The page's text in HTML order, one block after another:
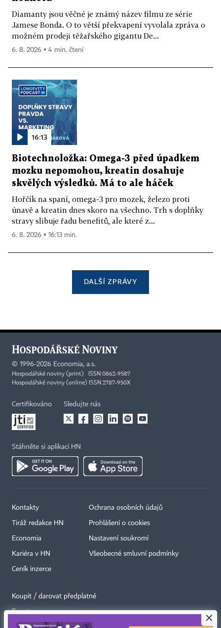
Diamanty jsou věčné je známý název filmu ze série
Jamese Bonda. O to větší překvapení vyvolala zpráva o
možném prodeji těžařského gigantu De...
6. 8. 2026 ▪ 4 min. čtení
16:13
Biotechnoložka: Omega-3 před úpadkem
mozku nepomohou, kreatin dosahuje
skvělých výsledků. Má to ale háček
Hořčík na spaní, omega-3 pro mozek, železo proti
únavě a kreatin dnes skoro na všechno. Trh s doplňky
stravy slibuje řadu benefitů, ale které z...
6. 8. 2026 ▪ 16:13 min.
DALŠÍ ZPRÁVY
© 1996-2026 Economia, a.s.
Hospodářské noviny (print) ISSN 0862-9587
Hospodářské noviny (online) ISSN 2787-950X
Certifikováno Sledujte nás
Stáhněte si aplikaci HN
Kontakty
Tiráž redakce HN
Economia
Kariéra v HN
Ceník inzerce
Ochrana osobních údajů
Prohlášení o cookies
Nastavení soukromí
Všeobecné smluvní podmínky
Koupit / darovat předplatné
Eventy ×